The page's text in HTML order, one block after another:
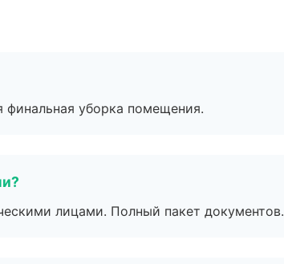
финальная уборка помещения.
лицами. Полный пакет документов.